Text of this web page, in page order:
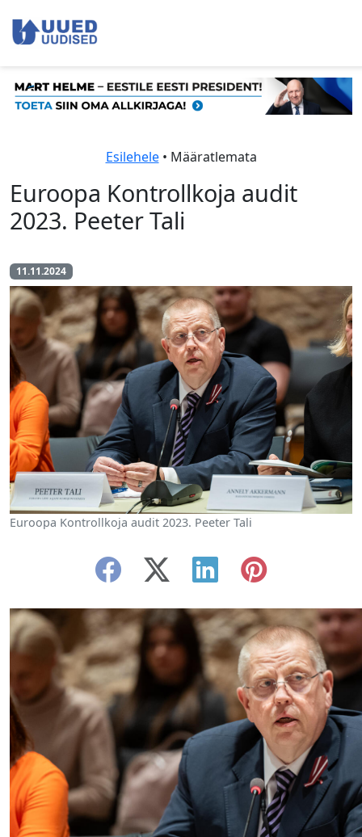
Esilehele• Määratlemata
Euroopa Kontrollkoja audit
2023. Peeter Tali
11.11.2024
Euroopa Kontrollkoja audit 2023. Peeter Tali